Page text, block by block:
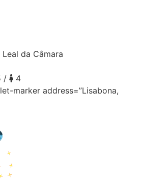
da Câmara
/
4
marker address=”Lisabona,